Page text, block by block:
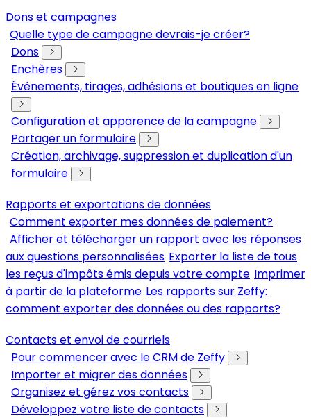
Dons et campagnes
Quelle type de campagne devrais-je créer?
Dons
Enchères
Événements, tirages, adhésions et boutiques en ligne
Configuration et apparence de la campagne
Partager un formulaire
Création, archivage, suppression et duplication d'un
formulaire
Rapports et exportations de données
Comment exporter mes données de paiement?
Afficher et télécharger un rapport avec les réponses
aux questions personnalisées Exporter la liste de tous
les reçus d'impôts émis depuis votre compte Imprimer
à partir de la plateforme Les rapports sur Zeffy:
comment exporter des données ou des rapports?
Contacts et envoi de courriels
Pour commencer avec le CRM de Zeffy
Importer et migrer des données
Organisez et gérez vos contacts
Développez votre liste de contacts